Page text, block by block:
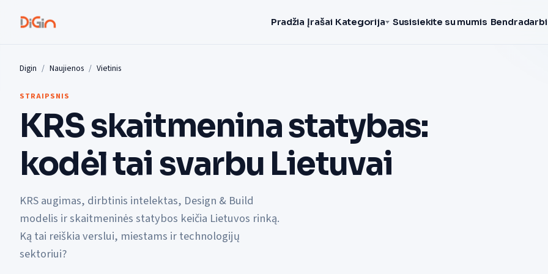
Pradžia Įrašai Kategorija Susisiekite su mumis
Digin Naujienos Vietinis
STRAIPSNIS
KRS skaitmenina statybas:
kodėl tai svarbu Lietuvai
KRS augimas, dirbtinis intelektas, Design & Build
modelis ir skaitmeninės statybos keičia Lietuvos rinką.
Ką tai reiškia verslui, miestams ir technologijų
sektoriui?